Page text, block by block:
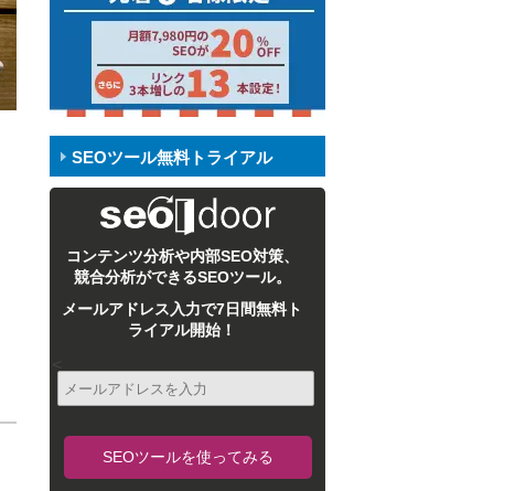
SEOツール無料トライアル
コンテンツ分析や内部SEO対策、
競合分析ができるSEOツール。
メールアドレス入力で7日間無料ト
ライアル開始！